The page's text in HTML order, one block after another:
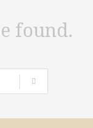
found.